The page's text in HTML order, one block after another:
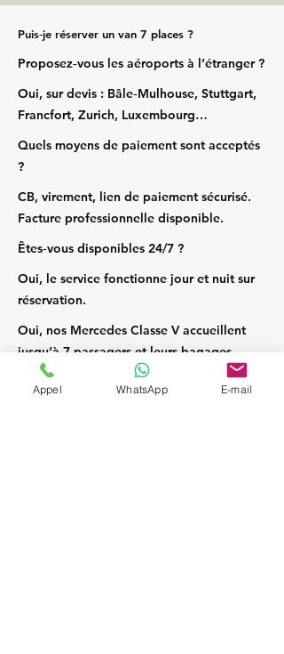
Puis‑je réserver un van 7 places ?
Proposez‑vous les aéroports à l’étranger ?
Oui, sur devis : Bâle‑Mulhouse, Stuttgart,
Francfort, Zurich, Luxembourg…
Quels moyens de paiement sont acceptés
?
CB, virement, lien de paiement sécurisé.
Facture professionnelle disponible.
Êtes‑vous disponibles 24/7 ?
Oui, le service fonctionne jour et nuit sur
réservation.
Oui, nos Mercedes Classe V accueillent
jusqu’à 7 passagers et leurs bagages.
Appel WhatsApp E-mail